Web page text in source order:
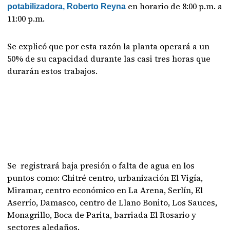
potabilizadora, Roberto Reyna en horario de 8:00 p.m. a
11:00 p.m.
Se explicó que por esta razón la planta operará a un
50% de su capacidad durante las casi tres horas que
durarán estos trabajos.
Se registrará baja presión o falta de agua en los
puntos como: Chitré centro, urbanización El Vigía,
Miramar, centro económico en La Arena, Serlín, El
Aserrío, Damasco, centro de Llano Bonito, Los Sauces,
Monagrillo, Boca de Parita, barriada El Rosario y
sectores aledaños.